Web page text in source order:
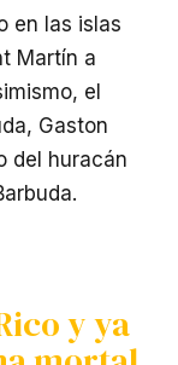
en las islas
Martín a
el
Gaston
del huracán
y ya